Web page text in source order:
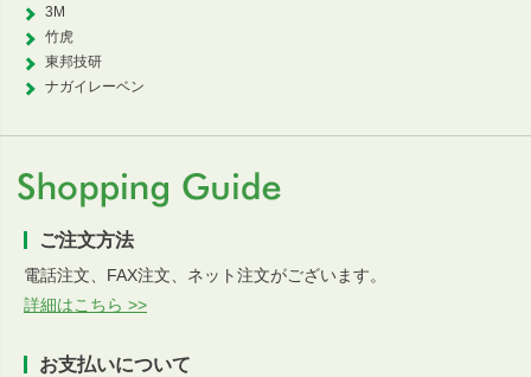
3M
竹虎
東邦技研
ナガイレーベン
ご注文方法
電話注文、FAX注文、ネット注文がございます。
詳細はこちら >>
お支払いについて